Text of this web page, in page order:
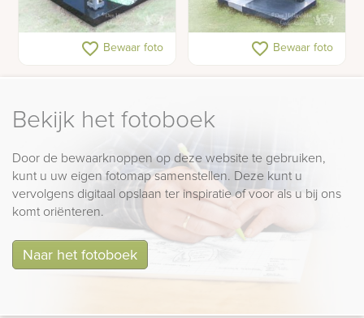
Urn monument
favorite_border Bewaar foto Kort grafmonument
favorite_border Bewaar foto
Bekijk het fotoboek
Door de bewaarknoppen op deze website te gebruiken,
kunt u uw eigen fotomap samenstellen. Deze kunt u
vervolgens digitaal opslaan ter inspiratie of voor als u bij ons
komt oriënteren.
Naar het fotoboek